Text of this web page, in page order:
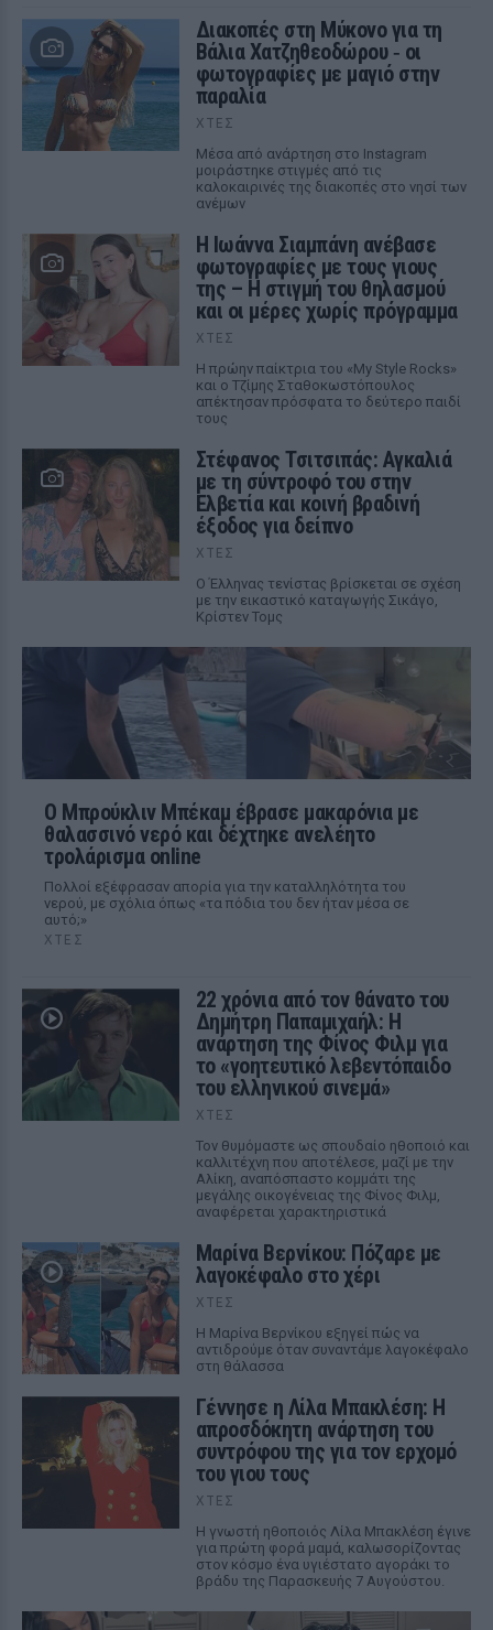
Διακοπές στη Μύκονο για τη
Βάλια Χατζηθεοδώρου ‑ οι
φωτογραφίες με μαγιό στην
παραλία
ΧΤΕΣ
Μέσα από ανάρτηση στο Instagram
μοιράστηκε στιγμές από τις
καλοκαιρινές της διακοπές στο νησί των
ανέμων
H Ιωάννα Σιαμπάνη ανέβασε
φωτογραφίες με τους γιους
της – Η στιγμή του θηλασμού
και οι μέρες χωρίς πρόγραμμα
ΧΤΕΣ
Η πρώην παίκτρια του «My Style Rocks»
και ο Τζίμης Σταθοκωστόπουλος
απέκτησαν πρόσφατα το δεύτερο παιδί
τους
Στέφανος Τσιτσιπάς: Αγκαλιά
με τη σύντροφό του στην
Ελβετία και κοινή βραδινή
έξοδος για δείπνο
ΧΤΕΣ
Ο Έλληνας τενίστας βρίσκεται σε σχέση
με την εικαστικό καταγωγής Σικάγο,
Κρίστεν Τομς
Ο Μπρούκλιν Μπέκαμ έβρασε μακαρόνια με
θαλασσινό νερό και δέχτηκε ανελέητο
τρολάρισμα online
Πολλοί εξέφρασαν απορία για την καταλληλότητα του
νερού, με σχόλια όπως «τα πόδια του δεν ήταν μέσα σε
αυτό;»
ΧΤΕΣ
22 χρόνια από τον θάνατο του
Δημήτρη Παπαμιχαήλ: Η
ανάρτηση της Φίνος Φιλμ για
το «γοητευτικό λεβεντόπαιδο
του ελληνικού σινεμά»
ΧΤΕΣ
Τον θυμόμαστε ως σπουδαίο ηθοποιό και
καλλιτέχνη που αποτέλεσε, μαζί με την
Αλίκη, αναπόσπαστο κομμάτι της
μεγάλης οικογένειας της Φίνος Φιλμ,
αναφέρεται χαρακτηριστικά
Μαρίνα Βερνίκου: Πόζαρε με
λαγοκέφαλο στο χέρι
ΧΤΕΣ
Η Μαρίνα Βερνίκου εξηγεί πώς να
αντιδρούμε όταν συναντάμε λαγοκέφαλο
στη θάλασσα
Γέννησε η Λίλα Μπακλέση: Η
απροσδόκητη ανάρτηση του
συντρόφου της για τον ερχομό
του γιου τους
ΧΤΕΣ
Η γνωστή ηθοποιός Λίλα Μπακλέση έγινε
για πρώτη φορά μαμά, καλωσορίζοντας
στον κόσμο ένα υγιέστατο αγοράκι το
βράδυ της Παρασκευής 7 Αυγούστου.